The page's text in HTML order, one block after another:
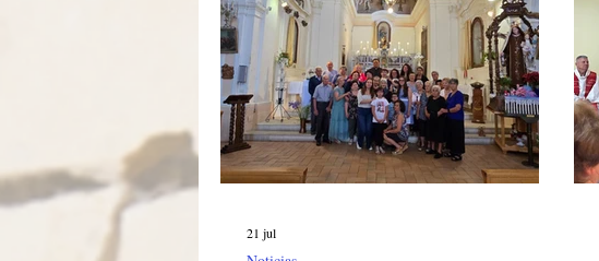
en la animación del retiro. A continuación, se
presentan las ref
21 jul